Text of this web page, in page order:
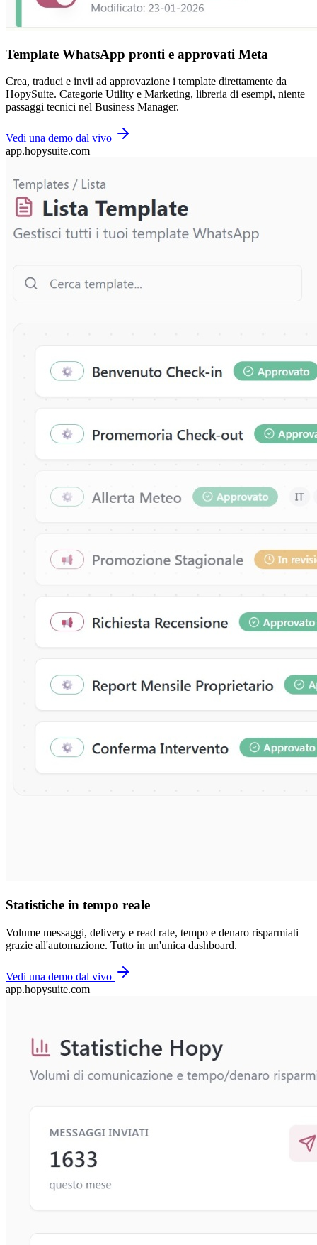
Template WhatsApp pronti e approvati Meta
Crea, traduci e invii ad approvazione i template direttamente da
HopySuite. Categorie Utility e Marketing, libreria di esempi, niente
passaggi tecnici nel Business Manager.
Vedi una demo dal vivo
app.hopysuite.com
Statistiche in tempo reale
Volume messaggi, delivery e read rate, tempo e denaro risparmiati
grazie all'automazione. Tutto in un'unica dashboard.
Vedi una demo dal vivo
app.hopysuite.com